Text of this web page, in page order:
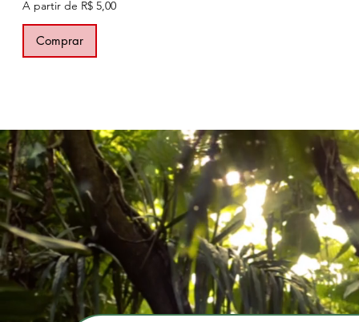
A partir de R$ 5,00
Preço promocional
Comprar